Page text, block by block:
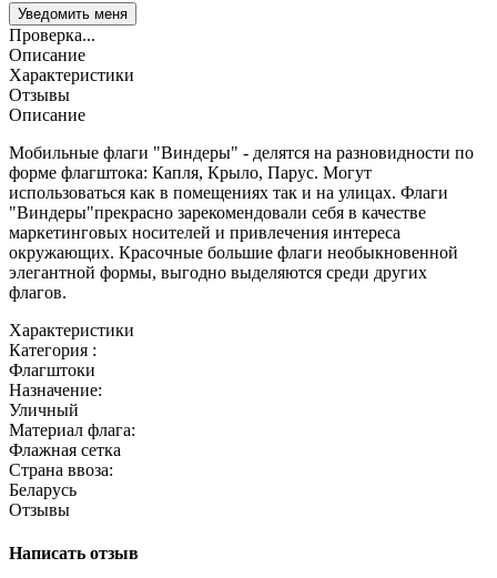
Проверка...
Описание
Характеристики
Отзывы
Описание
Мобильные флаги "Виндеры" - делятся на разновидности по
форме флагштока: Капля, Крыло, Парус. Могут
использоваться как в помещениях так и на улицах. Флаги
"Виндеры"прекрасно зарекомендовали себя в качестве
маркетинговых носителей и привлечения интереса
окружающих. Красочные большие флаги необыкновенной
элегантной формы, выгодно выделяются среди других
флагов.
Характеристики
Категория :
Флагштоки
Назначение:
Уличный
Материал флага:
Флажная сетка
Страна ввоза:
Беларусь
Отзывы
Написать отзыв